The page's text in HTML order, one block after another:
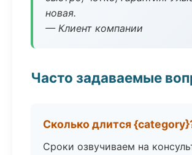
новая.
— Клиент компании
Часто задаваемые
Сколько длится
Сроки озвучиваем на